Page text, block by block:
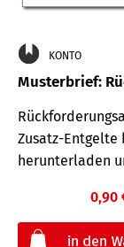
KONTO
Musterbrief:
Zusatz-
herunterladen
0,90